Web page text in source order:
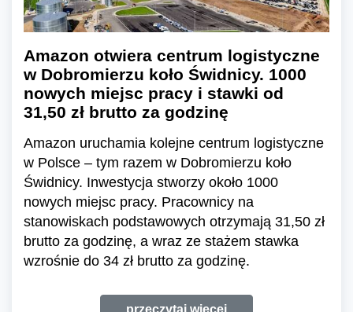
Amazon otwiera centrum logistyczne
w Dobromierzu koło Świdnicy. 1000
nowych miejsc pracy i stawki od
31,50 zł brutto za godzinę
Amazon uruchamia kolejne centrum logistyczne
w Polsce – tym razem w Dobromierzu koło
Świdnicy. Inwestycja stworzy około 1000
nowych miejsc pracy. Pracownicy na
stanowiskach podstawowych otrzymają 31,50 zł
brutto za godzinę, a wraz ze stażem stawka
wzrośnie do 34 zł brutto za godzinę.